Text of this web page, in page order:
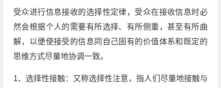
受众进行信息接收的选择性定律，受众在接收信息时必
然会根据个人的需要有所选择、有所侧重，甚至有所曲
解，以便使接受的信息同自己固有的价值体系和既定的
思维方式尽量地协调一致。
1、选择性接触：又称选择性注意，指人们尽量地接触与